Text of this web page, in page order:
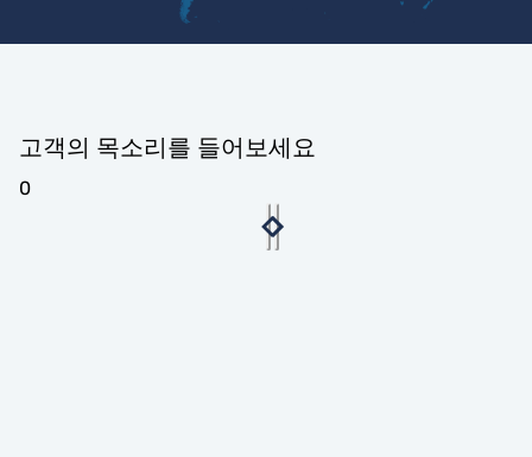
고객의 목소리를 들어보세요
0